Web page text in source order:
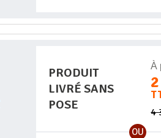
PRODUIT
LIVRÉ SANS
POSE
À
4
OU